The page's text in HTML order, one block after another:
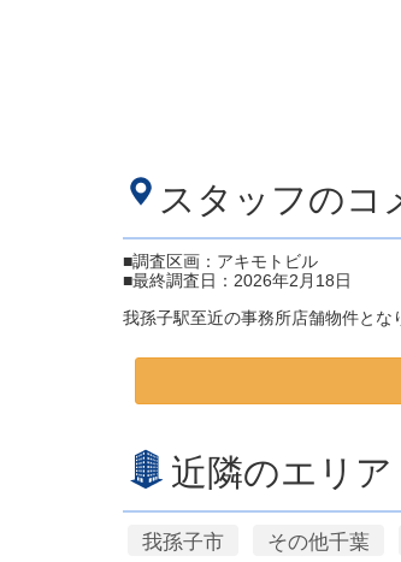
スタッフのコ
■調査区画：アキモトビル
■最終調査日：2026年2月18日
我孫子駅至近の事務所店舗物件とな
近隣のエリ
我孫子市 その他千葉